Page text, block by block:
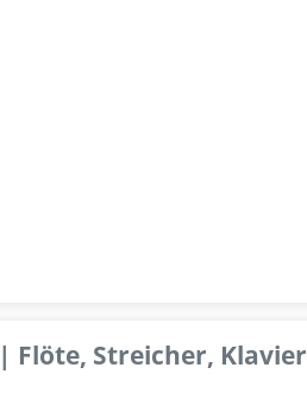
Flöte, Streicher, Klavier